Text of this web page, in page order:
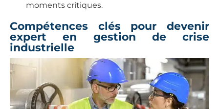
moments critiques.
Compétences clés pour devenir
expert en gestion de crise
industrielle